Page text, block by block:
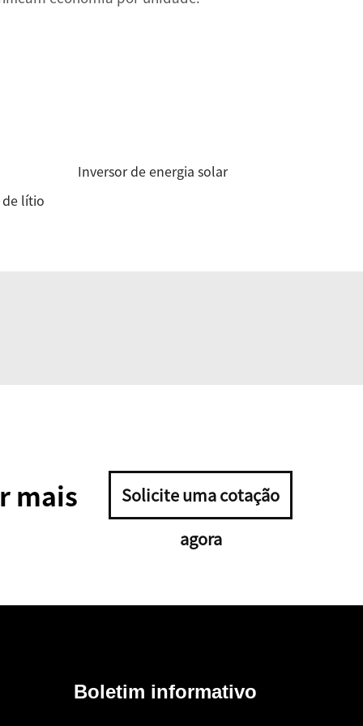
Inversor de energia solar
lítio
mais
Solicite uma cotação
agora
Boletim informativo